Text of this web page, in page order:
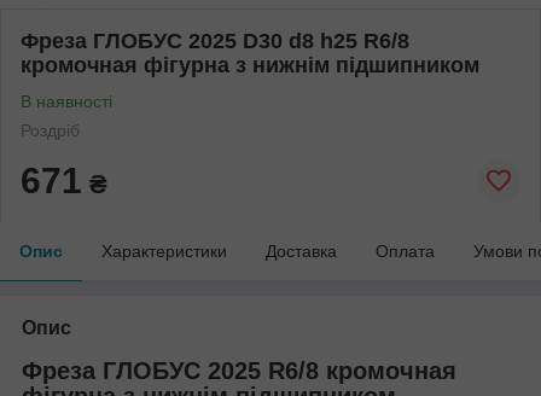
Фреза ГЛОБУС 2025 D30 d8 h25 R6/8
кромочная фігурна з нижнім підшипником
В наявності
Роздріб
671 ₴
Опис Характеристики Доставка Оплата Умови
Опис
Фреза ГЛОБУС 2025 R6/8 кромочная